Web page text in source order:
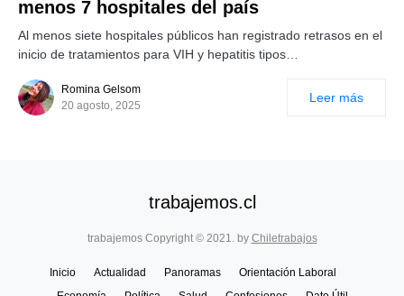
menos 7 hospitales del país
Al menos siete hospitales públicos han registrado retrasos en el
inicio de tratamientos para VIH y hepatitis tipos…
Romina Gelsom
20 agosto, 2025
Leer más
trabajemos.cl
trabajemos Copyright © 2021. by Chiletrabajos
Inicio Actualidad Panoramas
Orientación Laboral